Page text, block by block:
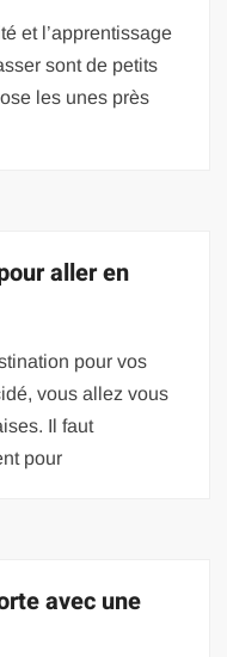
et l’apprentissage
sont de petits
les unes près
aller en
pour vos
vous allez vous
Il faut
pour
avec une